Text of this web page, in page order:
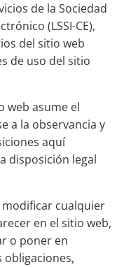
de la Sociedad
(LSSI-CE),
del sitio web
de uso del sitio
web asume el
a la observancia y
aquí
disposición legal
modificar cualquier
en el sitio web,
o poner en